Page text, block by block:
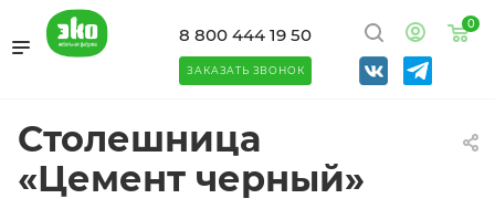
0
8 800 444 19 50
ЗАКАЗАТЬ ЗВОНОК
Столешница
«Цемент черный»